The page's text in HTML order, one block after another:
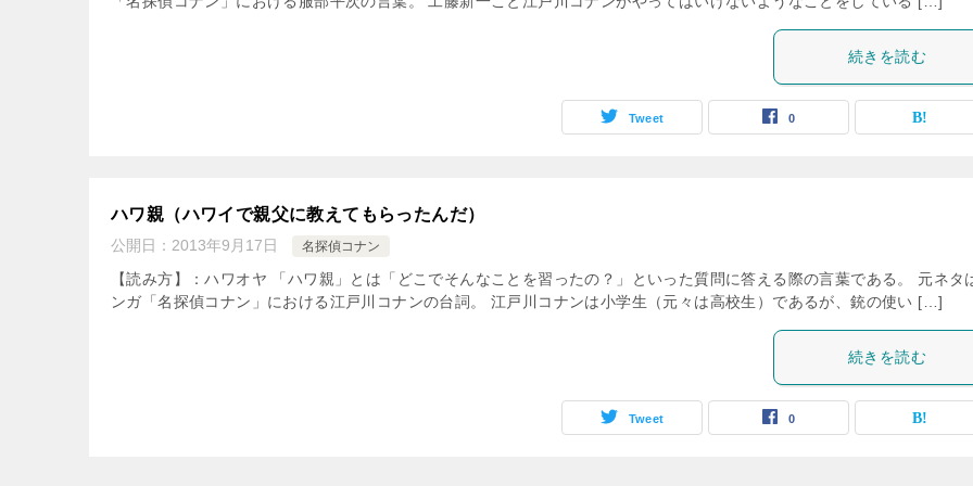
続きを読む
Tweet 0
ハワ親（ハワイで親父に教えてもらったんだ）
公開日： 2013年9月17日 名探偵コナン
【読み方】：ハワオヤ 「ハワ親」とは「どこでそんなことを習ったの？」といった質問に答える際の言葉である。 元ネタ
ンガ「名探偵コナン」における江戸川コナンの台詞。 江戸川コナンは小学生（元々は高校生）であるが、銃の使い […]
続きを読む
Tweet 0